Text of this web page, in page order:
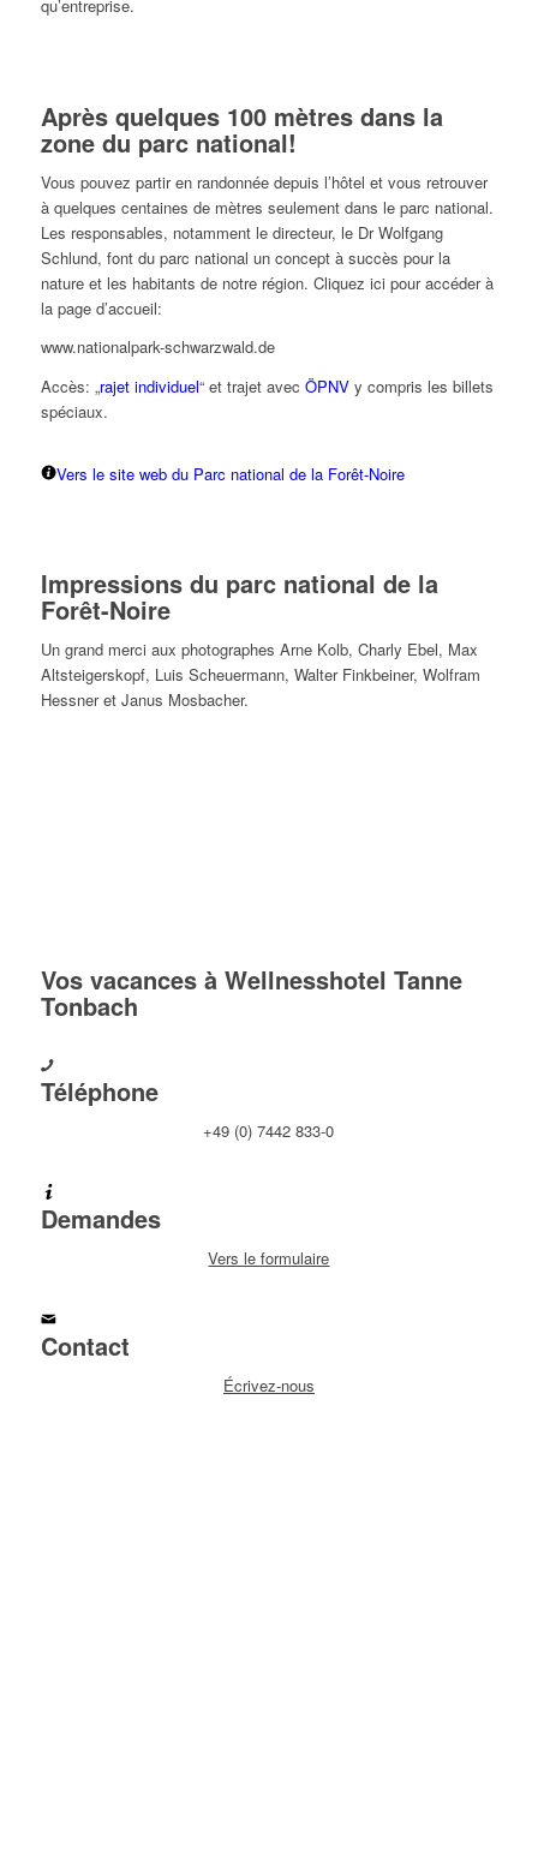
qu’entreprise.
Après quelques 100 mètres dans la
zone du parc national!
Vous pouvez partir en randonnée depuis l’hôtel et vous retrouver
à quelques centaines de mètres seulement dans le parc national.
Les responsables, notamment le directeur, le Dr Wolfgang
Schlund, font du parc national un concept à succès pour la
nature et les habitants de notre région. Cliquez ici pour accéder à
la page d’accueil:
www.nationalpark-schwarzwald.de
Accès: „rajet individuel“ et trajet avec ÖPNVy compris les billets
spéciaux.
Vers le site web du Parc national de la Forêt-Noire
Impressions du parc national de la
Forêt-Noire
Un grand merci aux photographes Arne Kolb, Charly Ebel, Max
Altsteigerskopf, Luis Scheuermann, Walter Finkbeiner, Wolfram
Hessner et Janus Mosbacher.
Vos vacances à Wellnesshotel Tanne
Tonbach
Téléphone
+49 (0) 7442 833-0
Demandes
Vers le formulaire
Contact
Écrivez-nous